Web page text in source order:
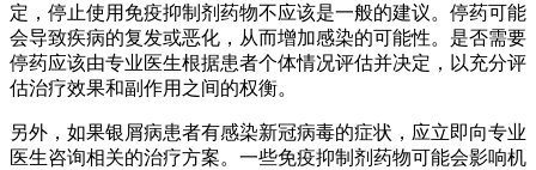
定，停止使用免疫抑制剂药物不应该是一般的建议。停药可能
会导致疾病的复发或恶化，从而增加感染的可能性。是否需要
停药应该由专业医生根据患者个体情况评估并决定，以充分评
估治疗效果和副作用之间的权衡。
另外，如果银屑病患者有感染新冠病毒的症状，应立即向专业
医生咨询相关的治疗方案。一些免疫抑制剂药物可能会影响机